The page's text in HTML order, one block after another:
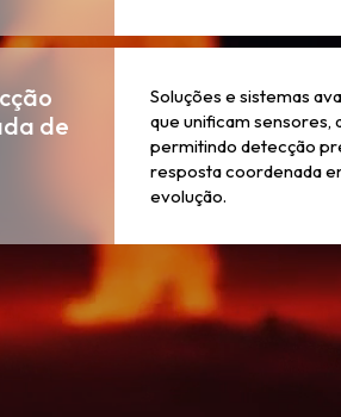
de
Soluções e sistemas
que unificam sensores,
permitindo detecção
resposta coordenada
evolução.